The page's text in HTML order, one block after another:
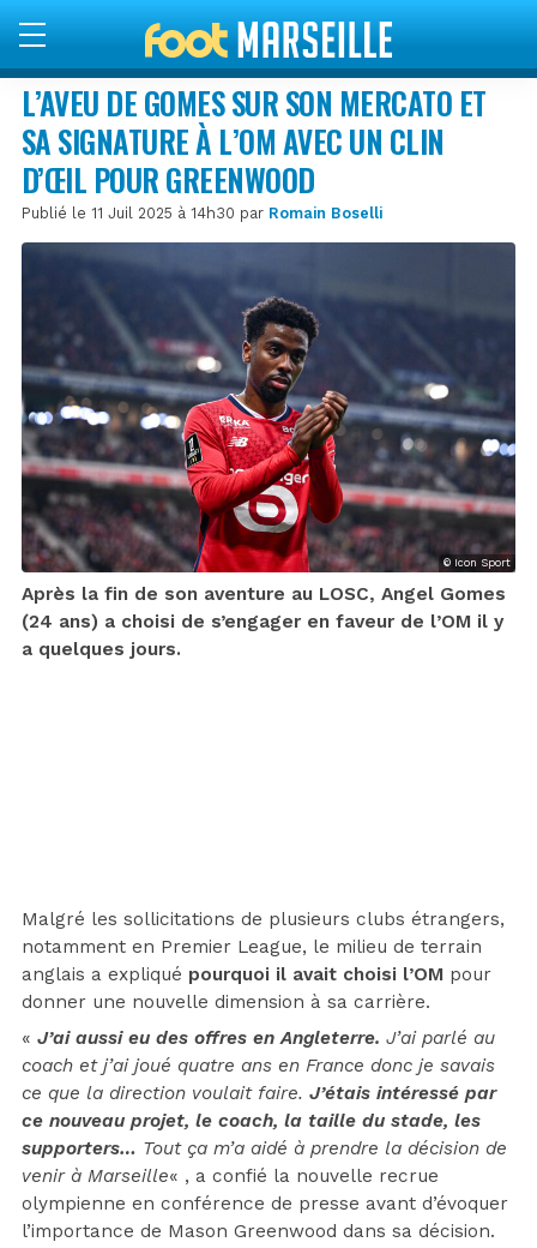
L’AVEU DE GOMES SUR SON MERCATO ET
SA SIGNATURE À L’OM AVEC UN CLIN
D’ŒIL POUR GREENWOOD
Publié le 11 Juil 2025 à 14h30 par Romain Boselli
© Icon Sport
Après la fin de son aventure au LOSC, Angel Gomes
(24 ans) a choisi de s’engager en faveur de l’OM il y
a quelques jours.
Malgré les sollicitations de plusieurs clubs étrangers,
notamment en Premier League, le milieu de terrain
anglais a expliqué pourquoi il avait choisi l’OM pour
donner une nouvelle dimension à sa carrière.
« J’ai aussi eu des offres en Angleterre. J’ai parlé au
coach et j’ai joué quatre ans en France donc je savais
ce que la direction voulait faire. J’étais intéressé par
ce nouveau projet, le coach, la taille du stade, les
supporters… Tout ça m’a aidé à prendre la décision de
venir à Marseille« , a confié la nouvelle recrue
olympienne en conférence de presse avant d’évoquer
l’importance de Mason Greenwood dans sa décision.